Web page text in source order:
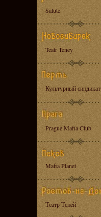
Salute
Teatr Teney
Культурный синдикат
Prague Mafia Club
Mafia Planet
Театр Теней